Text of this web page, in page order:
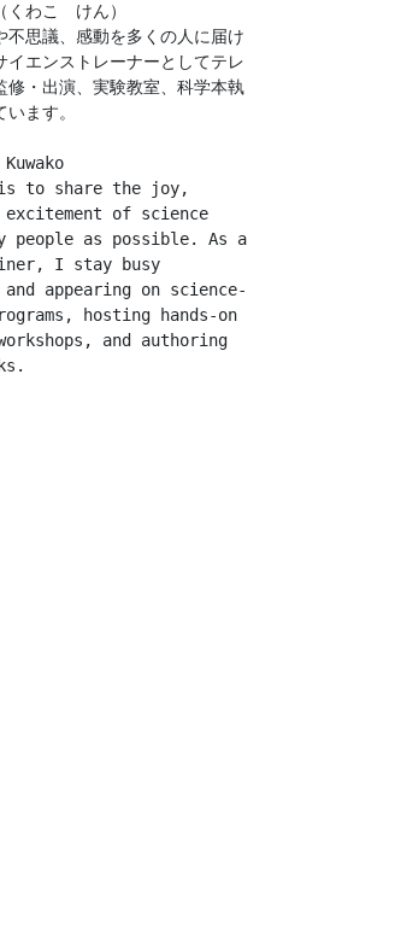
わこ　けん）
不思議、感動を多くの人に届け
イエンストレーナーとしてテレ
修・出演、実験教室、科学本執
ます。
is to share the joy,
excitement of science
people as possible. As a
I stay busy
appearing on science-
hosting hands-on
and authoring